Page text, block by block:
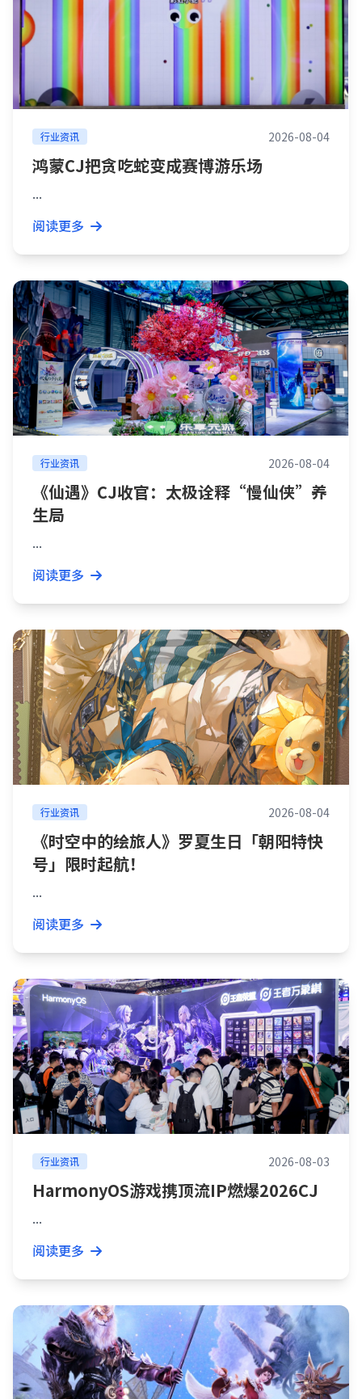
行业资讯 2026-08-04
鸿蒙CJ把贪吃蛇变成赛博游乐场
...
阅读更多
行业资讯 2026-08-04
《仙遇》CJ收官：太极诠释“慢仙侠”养
生局
...
阅读更多
行业资讯 2026-08-04
《时空中的绘旅人》罗夏生日「朝阳特快
号」限时起航！
...
阅读更多
行业资讯 2026-08-03
HarmonyOS游戏携顶流IP燃爆2026CJ
...
阅读更多